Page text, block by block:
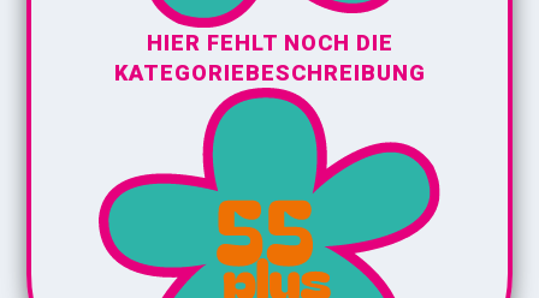
HIER FEHLT NOCH DIE
KATEGORIEBESCHREIBUNG